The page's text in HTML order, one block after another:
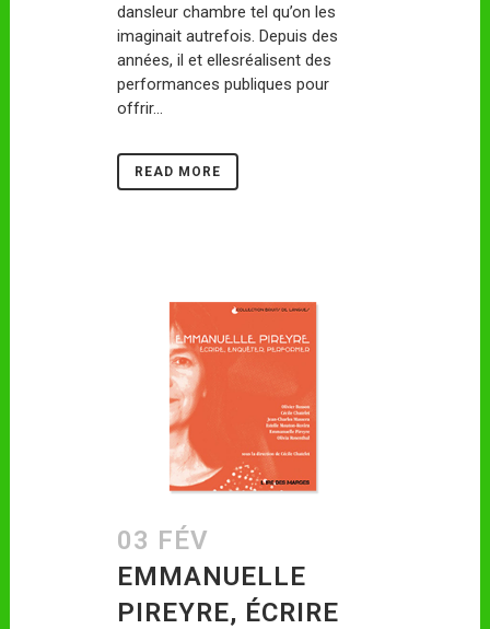
dansleur chambre tel qu’on les
imaginait autrefois. Depuis des
années, il et ellesréalisent des
performances publiques pour
offrir...
READ MORE
03 FÉV
EMMANUELLE
PIREYRE, ÉCRIRE